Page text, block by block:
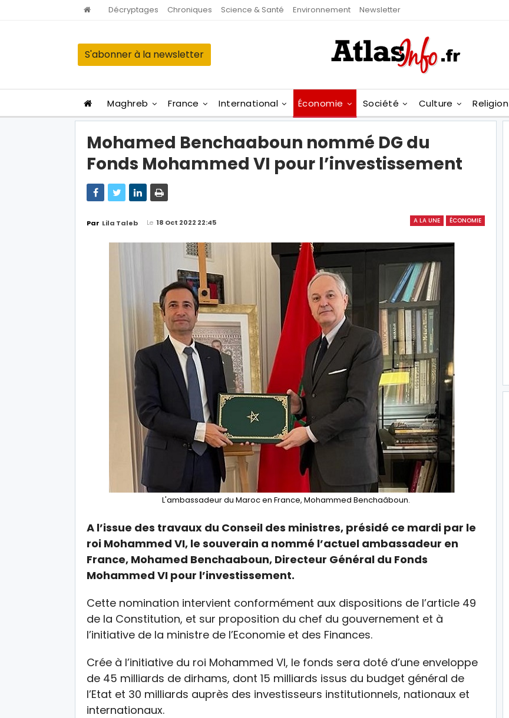
Décryptages Chroniques Science & Santé Environnement Newsletter
S'abonner à la newsletter
Maghreb France International Économie Société Culture Religion
Mohamed Benchaaboun nommé DG du
Fonds Mohammed VI pour l’investissement
A LA UNE ÉCONOMIE
Par Lila Taleb Le 18 Oct 2022 22:45
L'ambassadeur du Maroc en France, Mohammed Benchaâboun.
A l’issue des travaux du Conseil des ministres, présidé ce mardi par le
roi Mohammed VI, le souverain a nommé l’actuel ambassadeur en
France, Mohamed Benchaaboun, Directeur Général du Fonds
Mohammed VI pour l’investissement.
Cette nomination intervient conformément aux dispositions de l’article 49
de la Constitution, et sur proposition du chef du gouvernement et à
l’initiative de la ministre de l’Economie et des Finances.
Crée à l’initiative du roi Mohammed VI, le fonds sera doté d’une enveloppe
de 45 milliards de dirhams, dont 15 milliards issus du budget général de
l’Etat et 30 milliards auprès des investisseurs institutionnels, nationaux et
internationaux.